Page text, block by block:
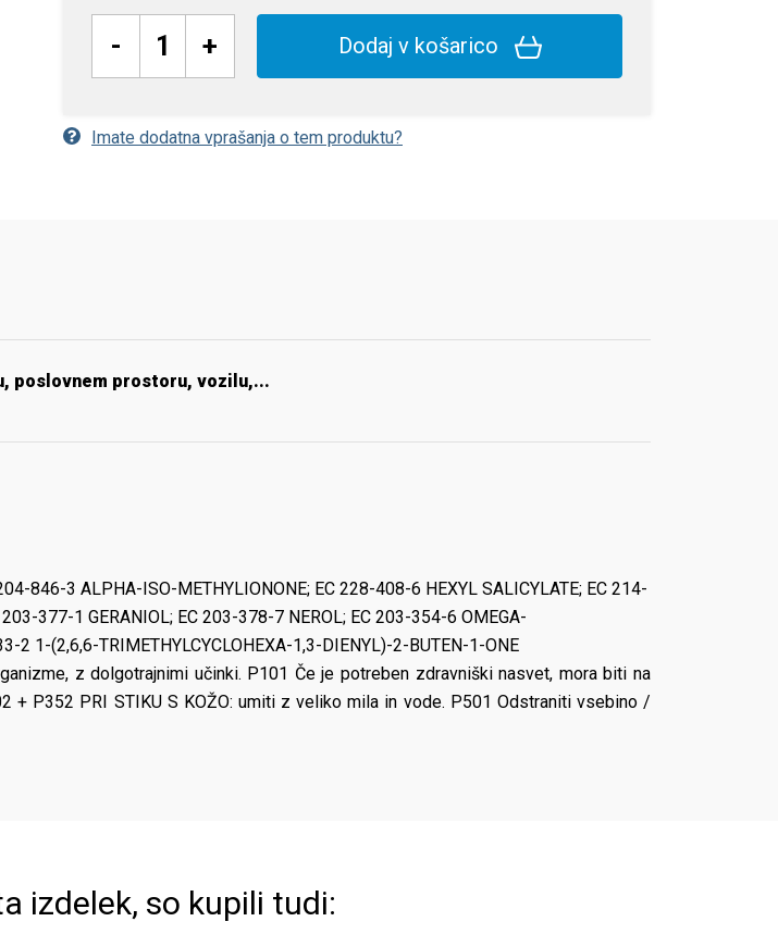
- + Dodaj v košarico
Imate dodatna vprašanja o tem produktu?
poslovnem prostoru, vozilu,...
846-3 ALPHA-ISO-METHYLIONONE; EC 228-408-6 HEXYL SALICYLATE; EC 214-
377-1 GERANIOL; EC 203-378-7 NEROL; EC 203-354-6 OMEGA-
2 1-(2,6,6-TRIMETHYLCYCLOHEXA-1,3-DIENYL)-2-BUTEN-1-ONE
z dolgotrajnimi učinki. P101 Če je potreben zdravniški nasvet, mora biti na
P352 PRI STIKU S KOŽO: umiti z veliko mila in vode. P501 Odstraniti vsebino /
izdelek, so kupili tudi: